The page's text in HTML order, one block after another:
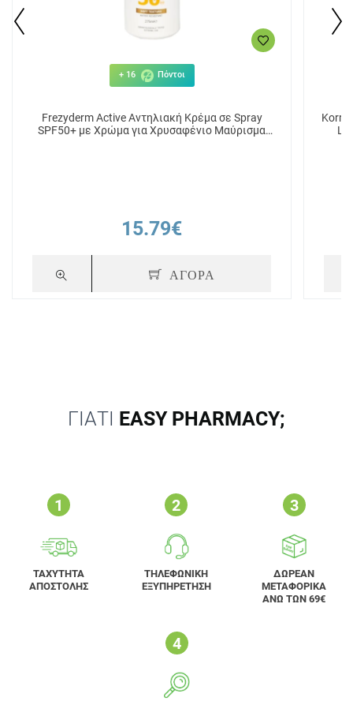
+ 16 Πόντοι
Frezyderm Active Αντηλιακή Κρέμα σε Spray
SPF50+ με Χρώμα για Χρυσαφένιο Μαύρισμα
15.79€
ΑΓΟΡΑ
ΓΙΑΤΙ EASY PHARMACY;
ΤΑΧΥΤΗΤΑ
ΑΠΟΣΤΟΛΗΣ
ΤΗΛΕΦΩΝΙΚΗ
ΕΞΥΠΗΡΕΤΗΣΗ
ΔΩΡΕΑΝ
ΜΕΤΑΦΟΡΙΚΑ
ΑΝΩ ΤΩΝ 69€